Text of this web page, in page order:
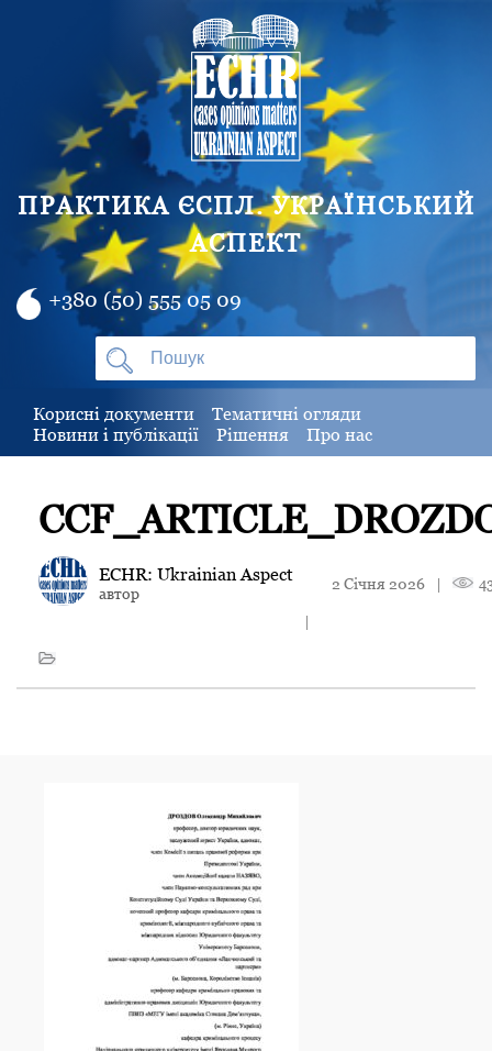
ПРАКТИКА ЄСПЛ. УКРАЇНСЬКИЙ
АСПЕКТ
+380 (50) 555 05 09
Корисні документи
Тематичні огляди
Новини і публікації
Рішення Про нас
ECHR: Ukrainian Aspect
автор
2 Січня 2026 |
|